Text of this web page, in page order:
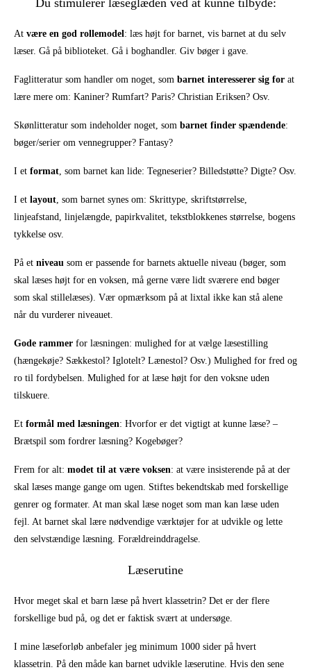
At være en god rollemodel : læs højt for barnet, vis barnet at du selv
læser. Gå på biblioteket. Gå i boghandler. Giv bøger i gave.
Faglitteratur som handler om noget, som barnet interesserer sig for at
lære mere om: Kaniner? Rumfart? Paris? Christian Eriksen? Osv.
Skønlitteratur som indeholder noget, som barnet finder spændende:
bøger/serier om vennegrupper? Fantasy?
I et format , som barnet kan lide: Tegneserier? Billedstøtte? Digte? Osv.
I et layout , som barnet synes om: Skrittype, skriftstørrelse,
linjeafstand, linjelængde, papirkvalitet, tekstblokkenes størrelse, bogens
tykkelse osv.
På et niveau som er passende for barnets aktuelle niveau (bøger, som
skal læses højt for en voksen, må gerne være lidt sværere end bøger
som skal stillelæses). Vær opmærksom på at lixtal ikke kan stå alene
når du vurderer niveauet.
Gode rammer for læsningen: mulighed for at vælge læsestilling
(hængekøje? Sækkestol? Iglotelt? Lænestol? Osv.) Mulighed for fred og
ro til fordybelsen. Mulighed for at læse højt for den voksne uden
tilskuere.
Et formål med læsningen: Hvorfor er det vigtigt at kunne læse? –
Brætspil som fordrer læsning? Kogebøger?
Frem for alt: modet til at være voksen: at være insisterende på at der
skal læses mange gange om ugen. Stiftes bekendtskab med forskellige
genrer og formater. At man skal læse noget som man kan læse uden
fejl. At barnet skal lære nødvendige værktøjer for at udvikle og lette
den selvstændige læsning. Forældreinddragelse.
Læserutine
Hvor meget skal et barn læse på hvert klassetrin? Det er der flere
forskellige bud på, og det er faktisk svært at undersøge.
I mine læseforløb anbefaler jeg minimum 1000 sider på hvert
klassetrin. På den måde kan barnet udvikle læserutine. Hvis den sene